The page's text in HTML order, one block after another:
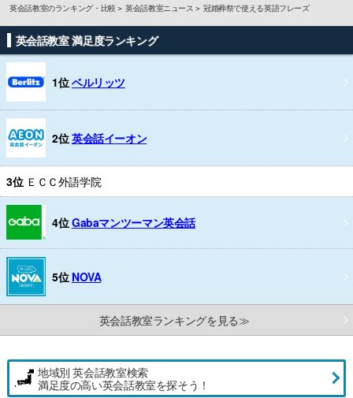
英会話教室のランキング・比較 英会話教室ニュース 冠婚葬祭で使える英語フレーズ
英会話教室 満足度ランキング
1位ベルリッツ
2位英会話イーオン
3位 ＥＣＣ外語学院
4位Gabaマンツーマン英会話
5位 NOVA
英会話教室ランキングを見る≫
地域別 英会話教室検索
満足度の高い英会話教室を探そう！